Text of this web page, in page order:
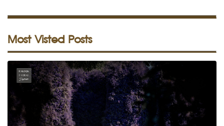
Most Visted Posts